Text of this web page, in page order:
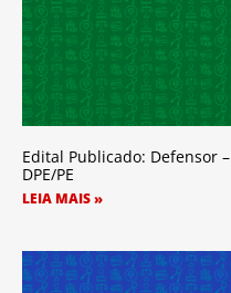
Edital Publicado: Defensor –
DPE/PE
LEIA MAIS »